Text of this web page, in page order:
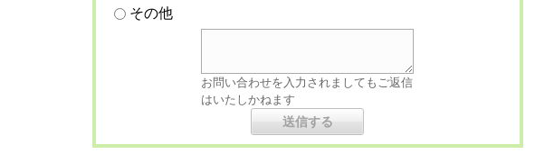
その他
お問い合わせを入力されましてもご返信
はいたしかねます